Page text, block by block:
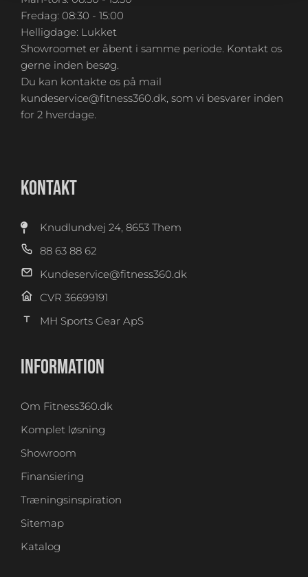
Fredag: 08:30 - 15:00
Helligdage: Lukket
Showroomet er åbent i samme periode. Kontakt os
gerne inden besøg.
Du kan kontakte os på mail
kundeservice@fitness360.dk, som vi besvarer inden
for 2 hverdage.
KONTAKT
Knudlundvej 24, 8653 Them
88 63 88 62
Kundeservice@fitness360.dk
CVR 36699191
MH Sports Gear ApS
INFORMATION
Om Fitness360.dk
Komplet løsning
Showroom
Finansiering
Træningsinspiration
Sitemap
Katalog